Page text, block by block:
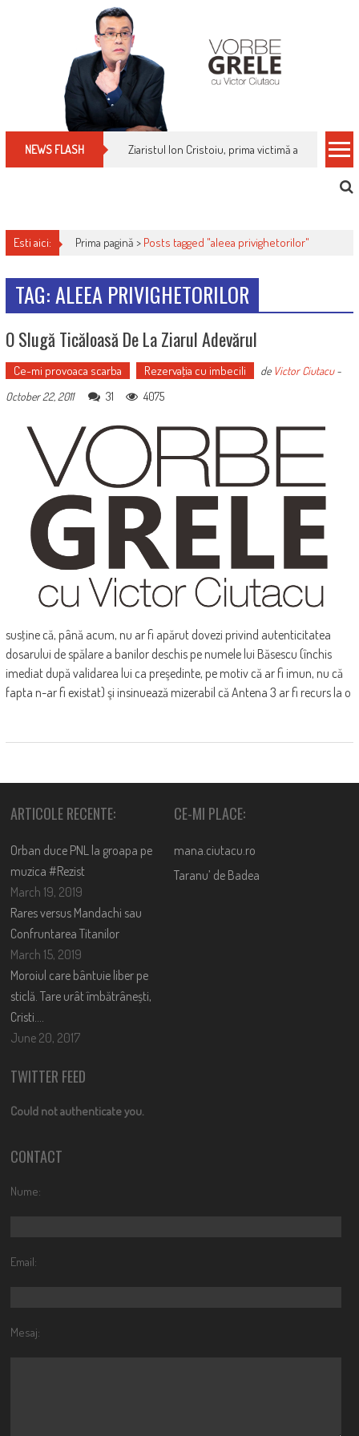
NEWS FLASH Ziaristul Ion Cristoiu, prima victimă a noi
Esti aici: Prima pagină > Posts tagged "aleea privighetorilor"
TAG: ALEEA PRIVIGHETORILOR
O Slugă Ticăloasă De La Ziarul Adevărul
Ce-mi provoaca scarba Rezervaţia cu imbecili de Victor Ciutacu-
October 22, 2011
31 4075
susţine că, până acum, nu ar fi apărut dovezi privind autenticitatea
dosarului de spălare a banilor deschis pe numele lui Băsescu (închis
imediat după validarea lui ca preşedinte, pe motiv că ar fi imun, nu că
fapta n-ar fi existat) şi insinuează mizerabil că Antena 3 ar fi recurs la o
ARTICOLE RECENTE:
Orban duce PNL la groapa pe
muzica #Rezist
March 19, 2019
Rares versus Mandachi sau
Confruntarea Titanilor
March 15, 2019
Moroiul care bântuie liber pe
sticlă. Tare urât îmbătrânești,
Cristi….
June 20, 2017
CE-MI PLACE:
mana.ciutacu.ro
Taranu’ de Badea
TWITTER FEED
Could not authenticate you.
CONTACT
Nume:
Email:
Mesaj: